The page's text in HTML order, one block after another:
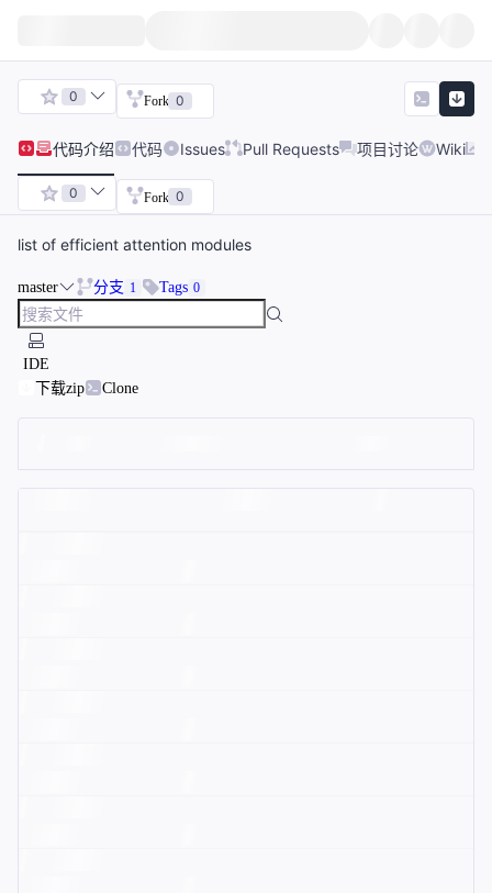
0 Fork 0
代码介绍 代码 Issues Pull Requests 项目讨论 Wiki
0 Fork 0
list of efficient attention modules
master 分支 1 Tags 0
IDE
下载zip
Clone